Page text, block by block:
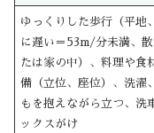
ゆっくりした歩行（平地
に遅い＝53m/分未満、散
たは家の中）、料理や食
備（立位、座位）、洗濯
もを抱えながら立つ、洗
ックスがけ